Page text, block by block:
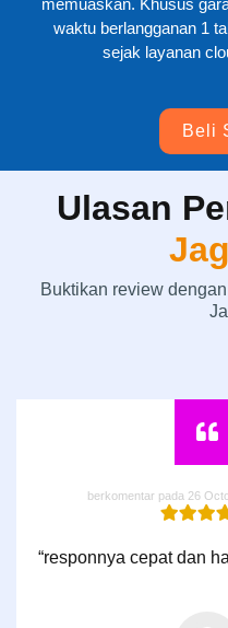
waktu berlangganan 1
sejak layanan
Beli
Ulasan
Buktikan review
berkomentar pada 26
“responnya cepat dan